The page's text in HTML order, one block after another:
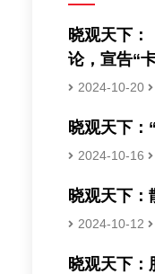
晓观天下：
论，宣告“
2024-10-20
晓观天下：
2024-10-16
晓观天下：
2024-10-12
晓观天下：